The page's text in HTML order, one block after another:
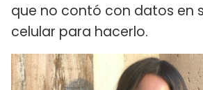
que no contó con datos en
celular para hacerlo.